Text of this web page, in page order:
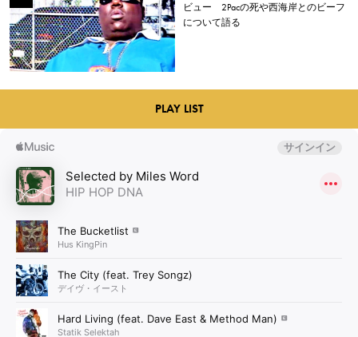
ビュー 2Pacの死や西海岸とのビーフ
について語る
PLAY LIST